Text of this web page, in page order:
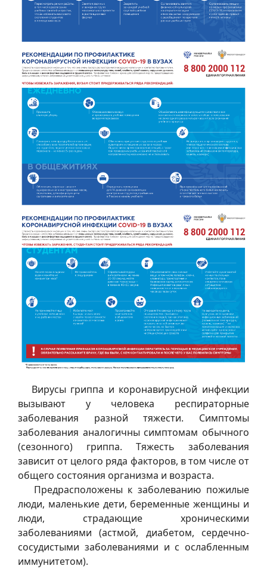
Вирусы гриппа и коронавирусной инфекции
вызывают у человека респираторные
заболевания разной тяжести. Симптомы
заболевания аналогичны симптомам обычного
(сезонного) гриппа. Тяжесть заболевания
зависит от целого ряда факторов, в том числе от
общего состояния организма и возраста.
Предрасположены к заболеванию пожилые
люди, маленькие дети, беременные женщины и
люди, страдающие хроническими
заболеваниями (астмой, диабетом, сердечно-
сосудистыми заболеваниями и с ослабленным
иммунитетом).